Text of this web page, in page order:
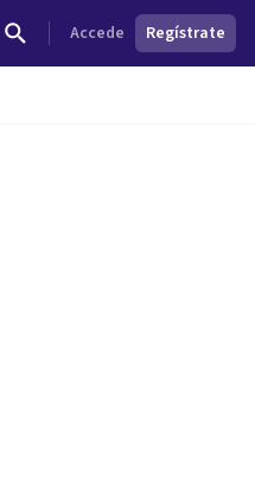
Accede Regístrate